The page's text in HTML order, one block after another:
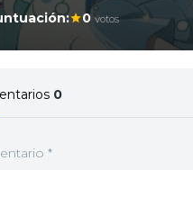
0 votos
0
*